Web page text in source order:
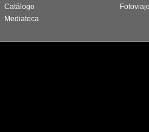
Catálogo
Mediateca